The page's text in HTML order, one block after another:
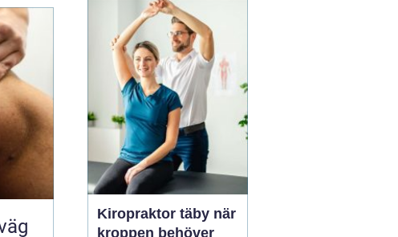
norr om Stockholm
sökerprofessionell
massage Sollentuna för
Kiropraktor täby när
kroppen behöver